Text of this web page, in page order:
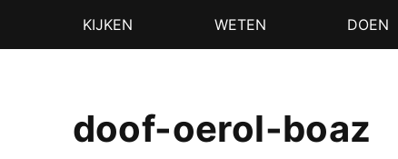
KIJKEN WETEN DOEN
doof-oerol-boaz